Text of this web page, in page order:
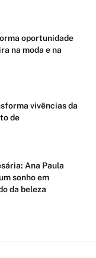
oportunidade
na moda e na
vivências da
de
Ana Paula
sonho em
da beleza